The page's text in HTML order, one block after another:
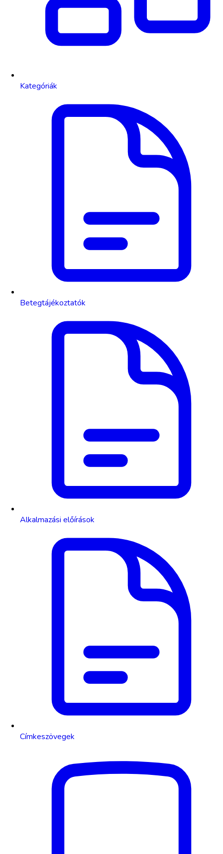
Kategóriák
Betegtájékoztatók
Alkalmazási előírások
Címkeszövegek